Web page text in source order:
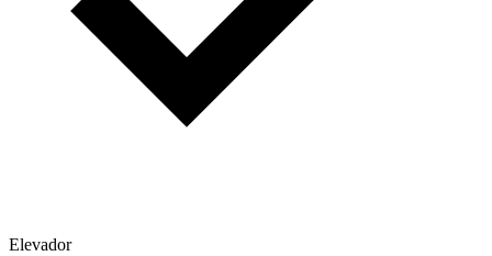
Elevador